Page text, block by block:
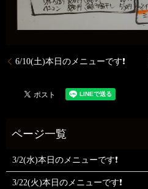
6/10(土)本日のメニューです❗
3/2(水)本日のメニューです❗
3/22(火)本日のメニューです❗